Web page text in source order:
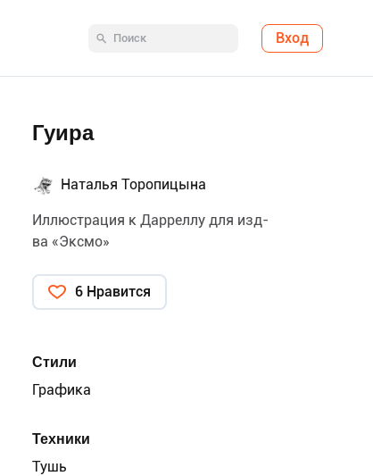
Вход
Гуира
Наталья Торопицына
Иллюстрация к Дарреллу для изд-
ва «Эксмо»
6 Нравится
Стили
Графика
Техники
Тушь